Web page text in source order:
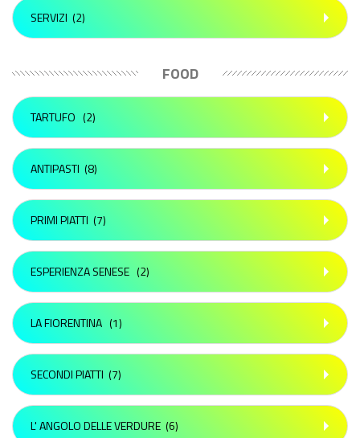
SERVIZI (2)
FOOD
TARTUFO (2)
ANTIPASTI (8)
PRIMI PIATTI (7)
ESPERIENZA SENESE (2)
LA FIORENTINA (1)
SECONDI PIATTI (7)
L' ANGOLO DELLE VERDURE (6)